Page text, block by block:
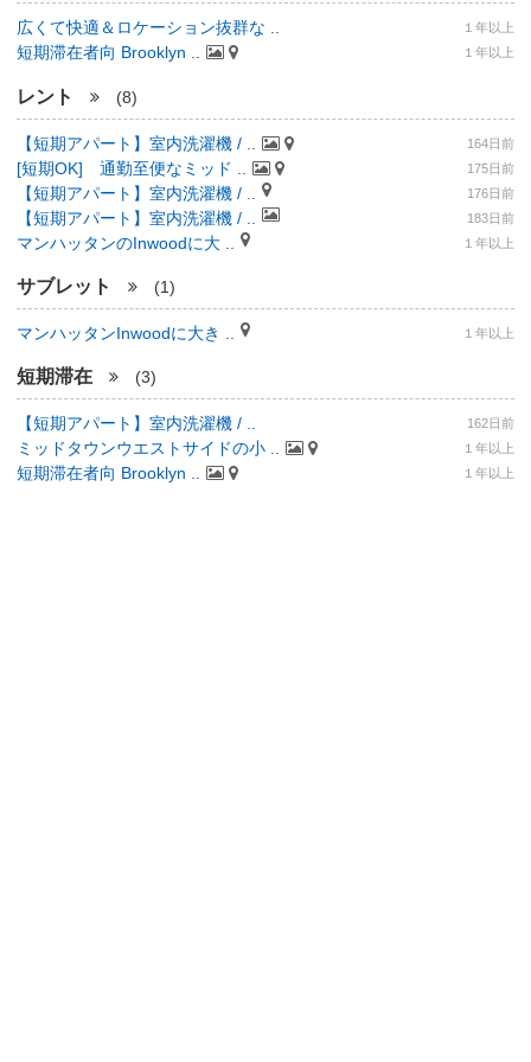
広くて快適＆ロケーション抜群な .. １年以上
短期滞在者向 Brooklyn .. １年以上
レント (8)
【短期アパート】室内洗濯機 / .. 164日前
[短期OK] 通勤至便なミッド .. 175日前
【短期アパート】室内洗濯機 / .. 176日前
【短期アパート】室内洗濯機 / .. 183日前
マンハッタンのInwoodに大 .. １年以上
サブレット (1)
マンハッタンInwoodに大き .. １年以上
短期滞在 (3)
【短期アパート】室内洗濯機 / .. 162日前
ミッドタウンウエストサイドの小 .. １年以上
短期滞在者向 Brooklyn .. １年以上